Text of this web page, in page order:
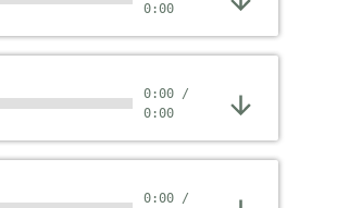
0:00
0:00 /
0:00
0:00 /